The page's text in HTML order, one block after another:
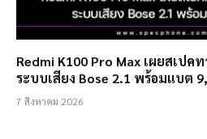
Redmi K100 Pro Max เผยสเปค
ระบบเสียง Bose 2.1 พร้อมแบต
7 สิงหาคม 2026